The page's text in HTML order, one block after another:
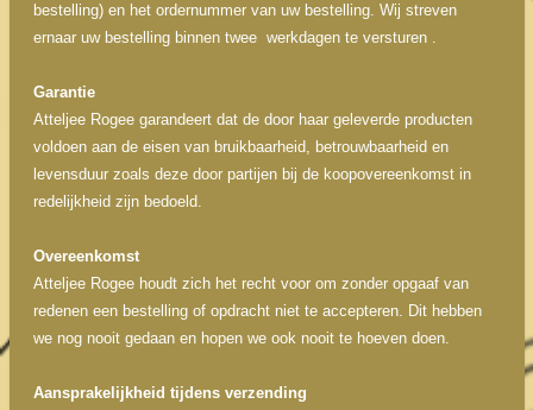
bestelling) en het ordernummer van uw bestelling. Wij streven
ernaar uw bestelling binnen twee werkdagen te versturen .
Garantie
Atteljee Rogee garandeert dat de door haar geleverde producten
voldoen aan de eisen van bruikbaarheid, betrouwbaarheid en
levensduur zoals deze door partijen bij de koopovereenkomst in
redelijkheid zijn bedoeld.
Overeenkomst
Atteljee Rogee houdt zich het recht voor om zonder opgaaf van
redenen een bestelling of opdracht niet te accepteren. Dit hebben
we nog nooit gedaan en hopen we ook nooit te hoeven doen.
Aansprakelijkheid tijdens verzending